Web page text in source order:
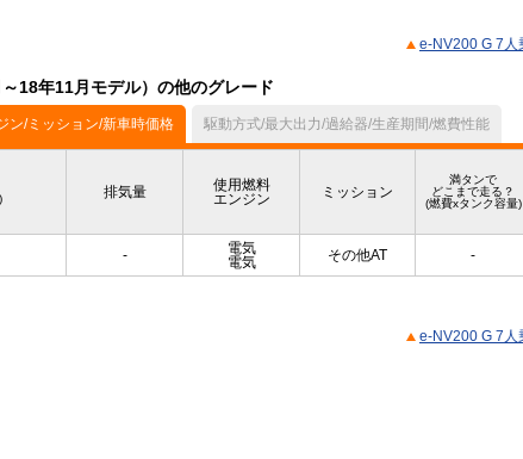
e-NV200 G 7人
18年11月モデル）の他のグレード
ン/ミッション/新車時価格 駆動方式/最大出力/過給器/生産期間/燃費性能
排気量
使用燃料
エンジン
ミッション
満タンで
どこまで走る？
(燃費xタンク容量)
-
電気
電気
その他AT -
e-NV200 G 7人